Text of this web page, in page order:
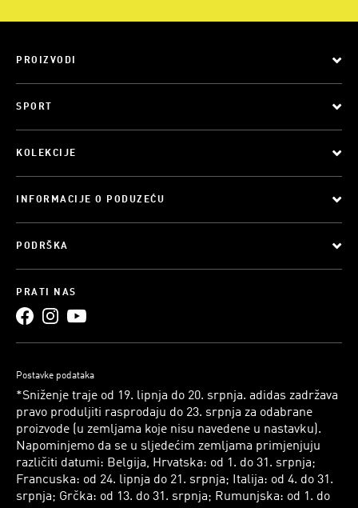
PROIZVODI
SPORT
KOLEKCIJE
INFORMACIJE O PODUZEĆU
PODRŠKA
PRATI NAS
Postavke podataka
*Sniženje traje od 19. lipnja do 20. srpnja. adidas zadržava
pravo produljiti rasprodaju do 23. srpnja za odabrane
proizvode (u zemljama koje nisu navedene u nastavku).
Napominjemo da se u sljedećim zemljama primjenjuju
različiti datumi: Belgija, Hrvatska: od 1. do 31. srpnja;
Francuska: od 24. lipnja do 21. srpnja; Italija: od 4. do 31.
srpnja; Grčka: od 13. do 31. srpnja; Rumunjska: od 1. do